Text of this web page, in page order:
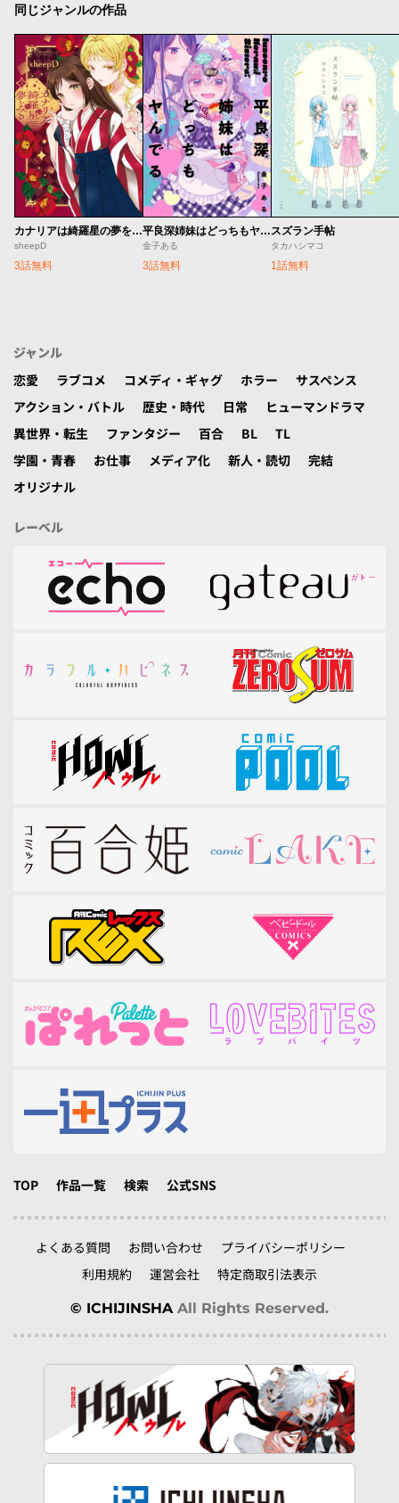
同じジャンルの作品
カナリアは綺羅星の夢をみる
sheepD
3話無料
平良深姉妹はどっちもヤんでる
金子ある
3話無料
スズラン手帖
タカハシマコ
1話無料
ジャンル
恋愛
ラブコメ コメディ・ギャグ ホラー
サスペンス
アクション・バトル
歴史・時代 日常
ヒューマンドラマ
異世界・転生
ファンタジー 百合 BL
TL
学園・青春
お仕事 メディア化 新人・読切
完結
オリジナル
レーベル
TOP 作品一覧 検索 公式SNS
よくある質問 お問い合わせ
プライバシーポリシー
利用規約
運営会社 特定商取引法表示
© ICHIJINSHA All Rights Reserved.